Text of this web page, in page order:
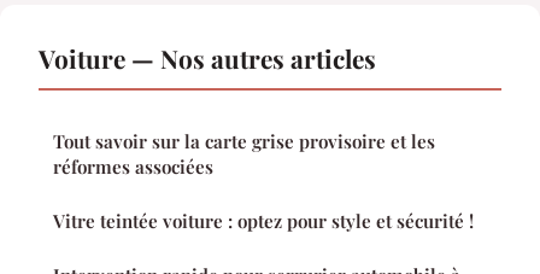
Voiture — Nos autres articles
Tout savoir sur la carte grise provisoire et les
réformes associées
Vitre teintée voiture : optez pour style et sécurité !